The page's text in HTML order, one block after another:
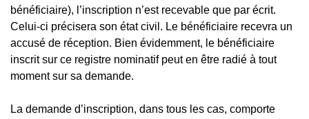
bénéficiaire), l’inscription n’est recevable que par écrit.
Celui-ci précisera son état civil. Le bénéficiaire recevra un
accusé de réception. Bien évidemment, le bénéficiaire
inscrit sur ce registre nominatif peut en être radié à tout
moment sur sa demande.
La demande d’inscription, dans tous les cas, comporte